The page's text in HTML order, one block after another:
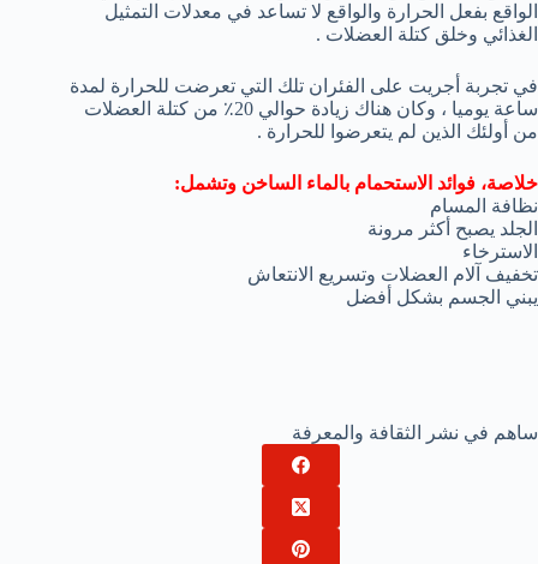
الواقع بفعل الحرارة والواقع لا تساعد في معدلات التمثيل
الغذائي وخلق كتلة العضلات .
في تجربة أجريت على الفئران تلك التي تعرضت للحرارة لمدة
ساعة يوميا ، وكان هناك زيادة حوالي 20٪ من كتلة العضلات
من أولئك الذين لم يتعرضوا للحرارة .
خلاصة، فوائد الاستحمام بالماء الساخن وتشمل:
نظافة المسام
الجلد يصبح أكثر مرونة
الاسترخاء
تخفيف آلام العضلات وتسريع الانتعاش
يبني الجسم بشكل أفضل
ساهم في نشر الثقافة والمعرفة